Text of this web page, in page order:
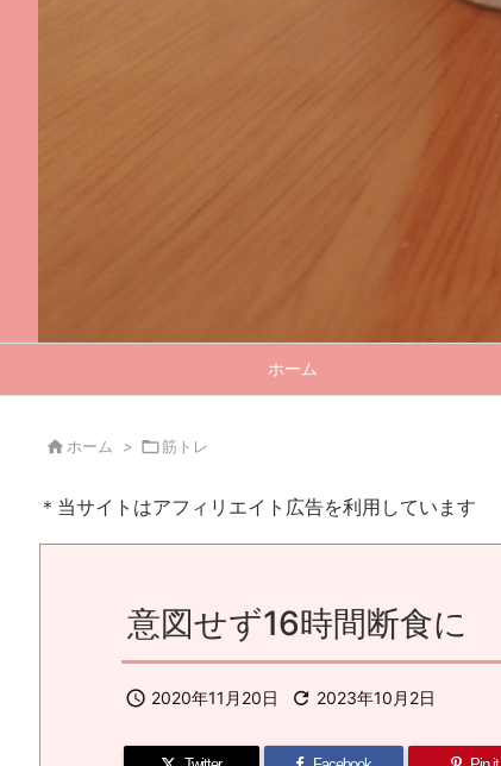
ホーム
 ホーム > 筋トレ
＊当サイトはアフィリエイト広告を利用しています
意図せず16時間断食に
 2020年11月20日  2023年10月2日